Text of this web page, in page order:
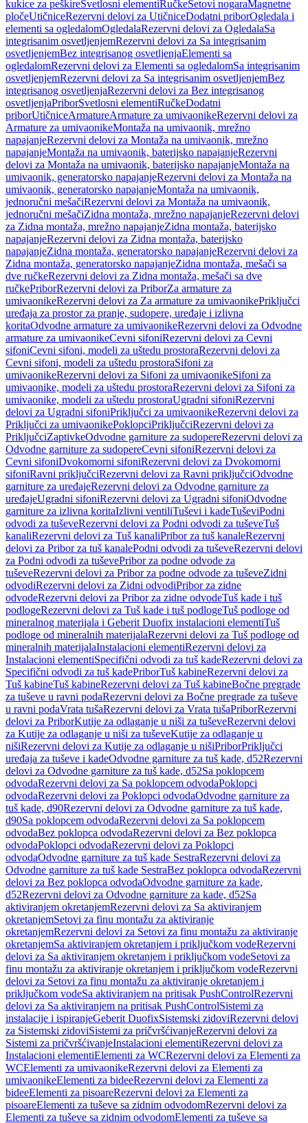
kukice za peškireSvetlosni elementiRučkeSetovi nogaraMagnetne
pločeUtičniceRezervni delovi za UtičniceDodatni priborOgledala i
elementi sa ogledalomOgledalaRezervni delovi za OgledalaSa
integrisanim osvetljenjemRezervni delovi za Sa integrisanim
osvetljenjemBez integrisanog osvetljenjaElementi sa
ogledalomRezervni delovi za Elementi sa ogledalomSa integrisanim
osvetljenjemRezervni delovi za Sa integrisanim osvetljenjemBez
integrisanog osvetljenjaRezervni delovi za Bez integrisanog
osvetljenjaPriborSvetlosni elementiRučkeDodatni
priborUtičniceArmatureArmature za umivaonikeRezervni delovi za
Armature za umivaonikeMontaža na umivaonik, mrežno
napajanjeRezervni delovi za Montaža na umivaonik, mrežno
napajanjeMontaža na umivaonik, baterijsko napajanjeRezervni
delovi za Montaža na umivaonik, baterijsko napajanjeMontaža na
umivaonik, generatorsko napajanjeRezervni delovi za Montaža na
umivaonik, generatorsko napajanjeMontaža na umivaonik,
jednoručni mešačiRezervni delovi za Montaža na umivaonik,
jednoručni mešačiZidna montaža, mrežno napajanjeRezervni delovi
za Zidna montaža, mrežno napajanjeZidna montaža, baterijsko
napajanjeRezervni delovi za Zidna montaža, baterijsko
napajanjeZidna montaža, generatorsko napajanjeRezervni delovi za
Zidna montaža, generatorsko napajanjeZidna montaža, mešači sa
dve ručkeRezervni delovi za Zidna montaža, mešači sa dve
ručkePriborRezervni delovi za PriborZa armature za
umivaonikeRezervni delovi za Za armature za umivaonikePriključci
uređaja za prostor za pranje, sudopere, uređaje i izlivna
koritaOdvodne armature za umivaonikeRezervni delovi za Odvodne
armature za umivaonikeCevni sifoniRezervni delovi za Cevni
sifoniCevni sifoni, modeli za uštedu prostoraRezervni delovi za
Cevni sifoni, modeli za uštedu prostoraSifoni za
umivaonikeRezervni delovi za Sifoni za umivaonikeSifoni za
umivaonike, modeli za uštedu prostoraRezervni delovi za Sifoni za
umivaonike, modeli za uštedu prostoraUgradni sifoniRezervni
delovi za Ugradni sifoniPriključci za umivaonikeRezervni delovi za
Priključci za umivaonikePoklopciPriključciRezervni delovi za
PriključciZaptivkeOdvodne garniture za sudopereRezervni delovi za
Odvodne garniture za sudopereCevni sifoniRezervni delovi za
Cevni sifoniDvokomorni sifoniRezervni delovi za Dvokomorni
sifoniRavni priključciRezervni delovi za Ravni priključciOdvodne
garniture za uređajeRezervni delovi za Odvodne garniture za
uređajeUgradni sifoniRezervni delovi za Ugradni sifoniOdvodne
garniture za izlivna koritaIzlivni ventiliTuševi i kadeTuševiPodni
odvodi za tuševeRezervni delovi za Podni odvodi za tuševeTuš
kanaliRezervni delovi za Tuš kanaliPribor za tuš kanaleRezervni
delovi za Pribor za tuš kanalePodni odvodi za tuševeRezervni delovi
za Podni odvodi za tuševePribor za podne odvode za
tuševeRezervni delovi za Pribor za podne odvode za tuševeZidni
odvodiRezervni delovi za Zidni odvodiPribor za zidne
odvodeRezervni delovi za Pribor za zidne odvodeTuš kade i tuš
podlogeRezervni delovi za Tuš kade i tuš podlogeTuš podloge od
mineralnog materijala i Geberit Duofix instalacioni elementiTuš
podloge od mineralnih materijalaRezervni delovi za Tuš podloge od
mineralnih materijalaInstalacioni elementiRezervni delovi za
Instalacioni elementiSpecifični odvodi za tuš kadeRezervni delovi za
Specifični odvodi za tuš kadePriborTuš kabineRezervni delovi za
Tuš kabineTuš kabineRezervni delovi za Tuš kabineBočne pregrade
za tuševe u ravni podaRezervni delovi za Bočne pregrade za tuševe
u ravni podaVrata tušaRezervni delovi za Vrata tušaPriborRezervni
delovi za PriborKutije za odlaganje u niši za tuševeRezervni delovi
za Kutije za odlaganje u niši za tuševeKutije za odlaganje u
nišiRezervni delovi za Kutije za odlaganje u nišiPriborPriključci
uređaja za tuševe i kadeOdvodne garniture za tuš kade, d52Rezervni
delovi za Odvodne garniture za tuš kade, d52Sa poklopcem
odvodaRezervni delovi za Sa poklopcem odvodaPoklopci
odvodaRezervni delovi za Poklopci odvodaOdvodne garniture za
tuš kade, d90Rezervni delovi za Odvodne garniture za tuš kade,
d90Sa poklopcem odvodaRezervni delovi za Sa poklopcem
odvodaBez poklopca odvodaRezervni delovi za Bez poklopca
odvodaPoklopci odvodaRezervni delovi za Poklopci
odvodaOdvodne garniture za tuš kade SestraRezervni delovi za
Odvodne garniture za tuš kade SestraBez poklopca odvodaRezervni
delovi za Bez poklopca odvodaOdvodne garniture za kade,
d52Rezervni delovi za Odvodne garniture za kade, d52Sa
aktiviranjem okretanjemRezervni delovi za Sa aktiviranjem
okretanjemSetovi za finu montažu za aktiviranje
okretanjemRezervni delovi za Setovi za finu montažu za aktiviranje
okretanjemSa aktiviranjem okretanjem i priključkom vodeRezervni
delovi za Sa aktiviranjem okretanjem i priključkom vodeSetovi za
finu montažu za aktiviranje okretanjem i priključkom vodeRezervni
delovi za Setovi za finu montažu za aktiviranje okretanjem i
priključkom vodeSa aktiviranjem na pritisak PushControlRezervni
delovi za Sa aktiviranjem na pritisak PushControlSistemi za
instalacije i ispiranjeGeberit DuofixSistemski zidoviRezervni delovi
za Sistemski zidoviSistemi za pričvršćivanjeRezervni delovi za
Sistemi za pričvršćivanjeInstalacioni elementiRezervni delovi za
Instalacioni elementiElementi za WCRezervni delovi za Elementi za
WCElementi za umivaonikeRezervni delovi za Elementi za
umivaonikeElementi za bideeRezervni delovi za Elementi za
bideeElementi za pisoareRezervni delovi za Elementi za
pisoareElementi za tuševe sa zidnim odvodomRezervni delovi za
Elementi za tuševe sa zidnim odvodomElementi za tuševe sa